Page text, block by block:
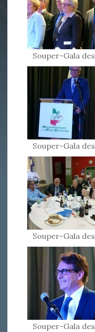
Souper-Gala des
Patriotes 2015
Souper-Gala des
Patriotes 2015
Souper-Gala des
Patriotes 2015
Souper-Gala des